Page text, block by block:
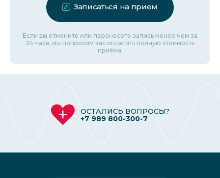
Записаться на прием
Если вы отмените или перенесете запись менее чем за
24 часа, мы попросим вас оплатить полную стоимость
приёма.
ОСТАЛИСЬ ВОПРОСЫ?
+7 989 800-300-7